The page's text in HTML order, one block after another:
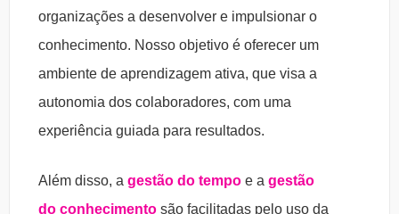
organizações a desenvolver e impulsionar o
conhecimento. Nosso objetivo é oferecer um
ambiente de aprendizagem ativa, que visa a
autonomia dos colaboradores, com uma
experiência guiada para resultados.
Além disso, a gestão do tempo e a gestão
do conhecimento são facilitadas pelo uso da